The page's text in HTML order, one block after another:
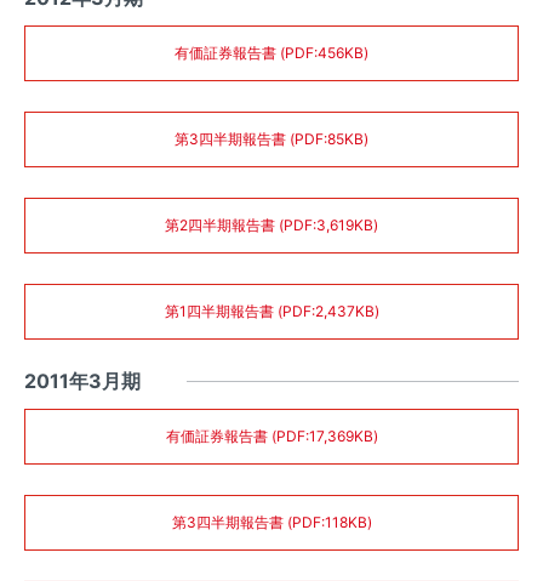
有価証券報告書 (PDF:456KB)
第3四半期報告書 (PDF:85KB)
第2四半期報告書 (PDF:3,619KB)
第1四半期報告書 (PDF:2,437KB)
2011年3月期
有価証券報告書 (PDF:17,369KB)
第3四半期報告書 (PDF:118KB)